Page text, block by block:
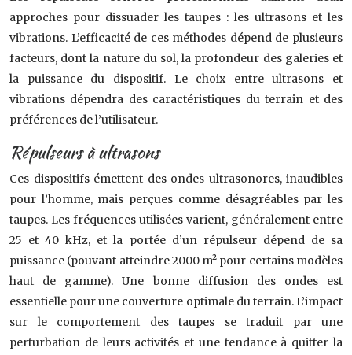
approches pour dissuader les taupes : les ultrasons et les
vibrations. L’efficacité de ces méthodes dépend de plusieurs
facteurs, dont la nature du sol, la profondeur des galeries et
la puissance du dispositif. Le choix entre ultrasons et
vibrations dépendra des caractéristiques du terrain et des
préférences de l’utilisateur.
Répulseurs à ultrasons
Ces dispositifs émettent des ondes ultrasonores, inaudibles
pour l’homme, mais perçues comme désagréables par les
taupes. Les fréquences utilisées varient, généralement entre
25 et 40 kHz, et la portée d’un répulseur dépend de sa
puissance (pouvant atteindre 2000 m² pour certains modèles
haut de gamme). Une bonne diffusion des ondes est
essentielle pour une couverture optimale du terrain. L’impact
sur le comportement des taupes se traduit par une
perturbation de leurs activités et une tendance à quitter la